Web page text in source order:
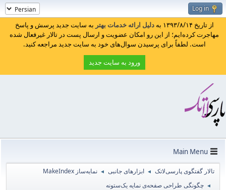
Log in
از تاریخ ۱۳۹۳/۸/۱۴ به دلیل ارائه خدمات بهتر به سایت جدید پرسش و پاسخ
مهاجرت کرده‌ایم؛ از این رو امکان عضویت و ارسال پست در تالار غیرفعال شده
است. لطفاً برای پرسیدن سوال‌های خود به سایت جدید مراجعه کنید.
ورود به سایت جدید
Main Menu
تالار گفتگوی پارسی‌لاتک ◄ ابزارهای جانبی ◄ نمایه‌ساز MakeIndex
◄ چگونگی طراحی صفحه‌ی نمایه یک‌ستونه